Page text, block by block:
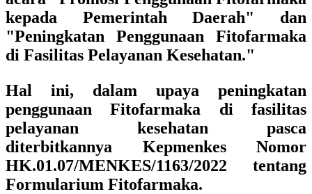
kepada Pemerintah Daerah" dan
"Peningkatan Penggunaan Fitofarmaka
di Fasilitas Pelayanan Kesehatan."
Hal ini, dalam upaya peningkatan
penggunaan Fitofarmaka di fasilitas
pelayanan kesehatan pasca
diterbitkannya Kepmenkes Nomor
HK.01.07/MENKES/1163/2022 tentang
Formularium Fitofarmaka.